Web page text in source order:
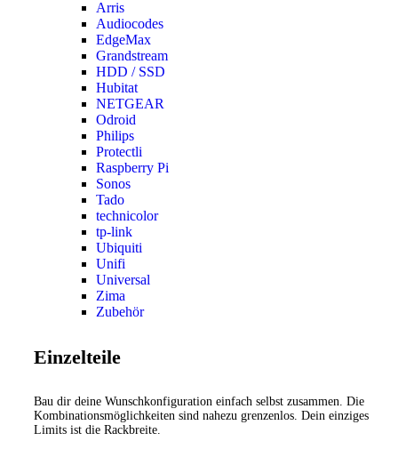
Arris
Audiocodes
EdgeMax
Grandstream
HDD / SSD
Hubitat
NETGEAR
Odroid
Philips
Protectli
Raspberry Pi
Sonos
Tado
technicolor
tp-link
Ubiquiti
Unifi
Universal
Zima
Zubehör
Einzelteile
Bau dir deine Wunschkonfiguration einfach selbst zusammen. Die
Kombinationsmöglichkeiten sind nahezu grenzenlos. Dein einziges
Limits ist die Rackbreite.